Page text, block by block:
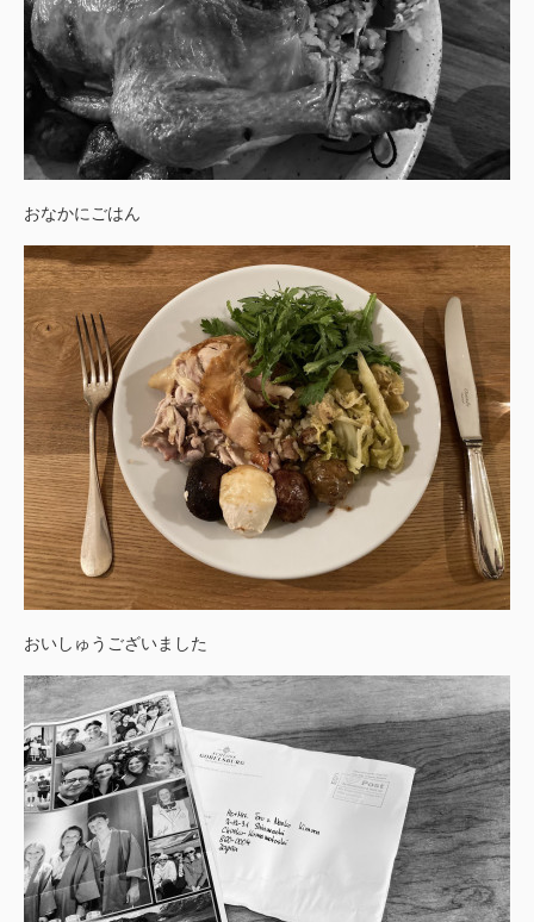
おなかにごはん
おいしゅうございました